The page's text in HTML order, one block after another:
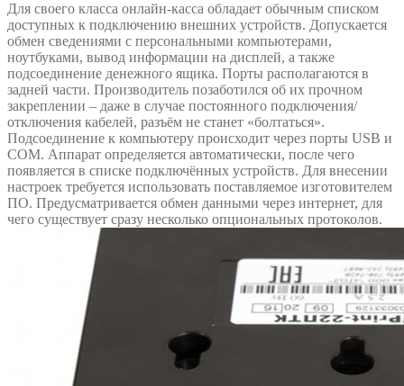
Для своего класса онлайн-касса обладает обычным списком
доступных к подключению внешних устройств. Допускается
обмен сведениями с персональными компьютерами,
ноутбуками, вывод информации на дисплей, а также
подсоединение денежного ящика. Порты располагаются в
задней части. Производитель позаботился об их прочном
закреплении – даже в случае постоянного подключения/
отключения кабелей, разъём не станет «болтаться».
Подсоединение к компьютеру происходит через порты USB и
COM. Аппарат определяется автоматически, после чего
появляется в списке подключённых устройств. Для внесении
настроек требуется использовать поставляемое изготовителем
ПО. Предусматривается обмен данными через интернет, для
чего существует сразу несколько опциональных протоколов.